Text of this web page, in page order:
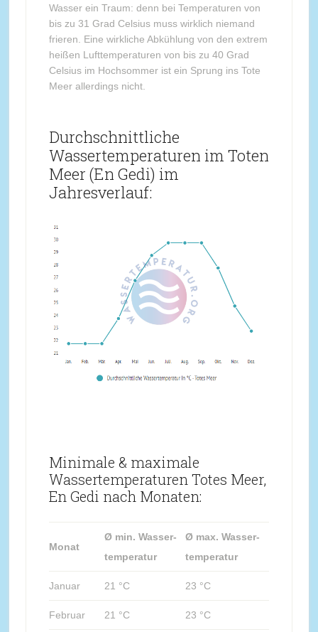
Wasser ein Traum: denn bei Temperaturen von
bis zu 31 Grad Celsius muss wirklich niemand
frieren. Eine wirkliche Abkühlung von den extrem
heißen Lufttemperaturen von bis zu 40 Grad
Celsius im Hochsommer ist ein Sprung ins Tote
Meer allerdings nicht.
Durchschnittliche
Wassertemperaturen im Toten
Meer (En Gedi) im
Jahresverlauf:
Minimale & maximale
Wassertemperaturen Totes Meer,
En Gedi nach Monaten:
Monat
Ø min. Wasser-
temperatur
Ø max. Wasser-
temperatur
Januar 21 °C 23 °C
Februar 21 °C 23 °C